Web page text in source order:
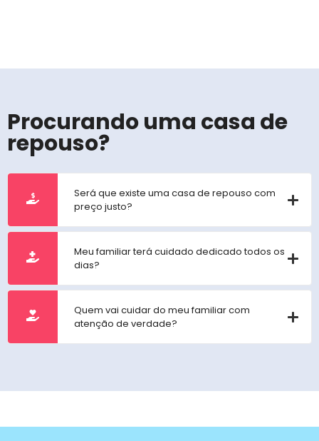
Procurando uma casa de
repouso?
Será que existe uma casa de repouso com
preço justo?
Meu familiar terá cuidado dedicado todos os
dias?
Quem vai cuidar do meu familiar com
atenção de verdade?